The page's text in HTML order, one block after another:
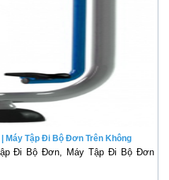
Máy Tập Đi Bộ Đơn Trên Không
Đi Bộ Đơn, Máy Tập Đi Bộ Đơn